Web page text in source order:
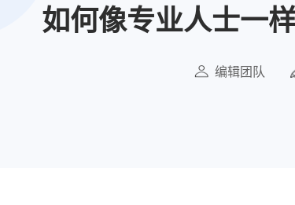
如何像专业人士一
编辑团队